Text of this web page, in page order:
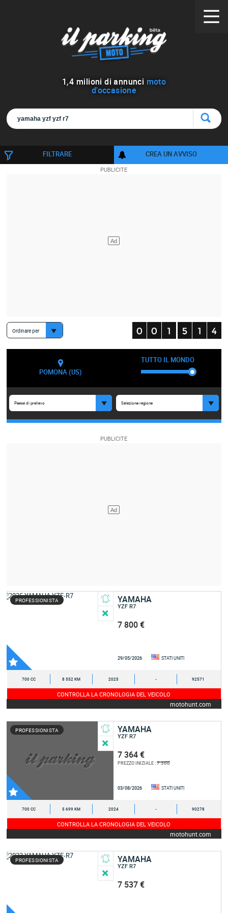
1,4 milioni di annunci moto
d'occasione
FILTRARE CREA UN AVVISO
Ordinare per
POMONA (US)
TUTTO IL MONDO
Paese di prelievo Seleziona regione
PROFESSIONISTA YAMAHA
YZF R7
7 800 €
29/05/2026 STATI UNITI
700 CC 8 552 KM 2025 - 92571
CONTROLLA LA CRONOLOGIA DEL VEICOLO
motohunt.com
PROFESSIONISTA YAMAHA
YZF R7
7 364 €
PREZZO INIZIALE :7 366
03/08/2026 STATI UNITI
700 CC 5 699 KM 2024 - 90278
CONTROLLA LA CRONOLOGIA DEL VEICOLO
motohunt.com
PROFESSIONISTA YAMAHA
YZF R7
7 537 €